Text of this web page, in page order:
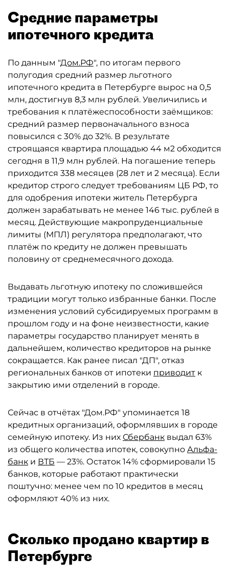
Средние параметры
ипотечного кредита
По данным "Дом.РФ", по итогам первого
полугодия средний размер льготного
ипотечного кредита в Петербурге вырос на 0,5
млн, достигнув 8,3 млн рублей. Увеличились и
требования к платёжеспособности заёмщиков:
средний размер первоначального взноса
повысился с 30% до 32%. В результате
строящаяся квартира площадью 44 м2 обходится
сегодня в 11,9 млн рублей. На погашение теперь
приходится 338 месяцев (28 лет и 2 месяца). Если
кредитор строго следует требованиям ЦБ РФ, то
для одобрения ипотеки житель Петербурга
должен зарабатывать не менее 146 тыс. рублей в
месяц. Действующие макропруденциальные
лимиты (МПЛ) регулятора предполагают, что
платёж по кредиту не должен превышать
половину от среднемесячного дохода.
Выдавать льготную ипотеку по сложившейся
традиции могут только избранные банки. После
изменения условий субсидируемых программ в
прошлом году и на фоне неизвестности, какие
параметры государство планирует менять в
дальнейшем, количество кредиторов на рынке
сокращается. Как ранее писал "ДП", отказ
региональных банков от ипотеки приводит к
закрытию ими отделений в городе.
Сейчас в отчётах "Дом.РФ" упоминается 18
кредитных организаций, оформлявших в городе
семейную ипотеку. Из них Сбербанк выдал 63%
из общего количества ипотек, совокупно Альфа-
банк и ВТБ — 23%. Остаток 14% сформировали 15
банков, которые работают практически
поштучно: менее чем по 10 кредитов в месяц
оформляют 40% из них.
Сколько продано квартир в
Петербурге